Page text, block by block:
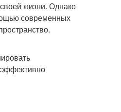
жизни. Однако
современных